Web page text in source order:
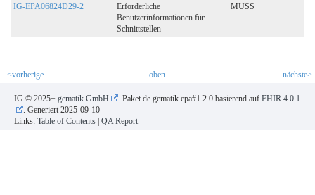
IG-EPA06824D29-2
Erforderliche
Benutzerinformationen für
Schnittstellen
MUSS
<vorherige oben nächste>
IG © 2025+ gematik GmbH . Paket de.gematik.epa#1.2.0 basierend auf FHIR 4.0.1
. Generiert 2025-09-10
Links: Table of Contents | QA Report